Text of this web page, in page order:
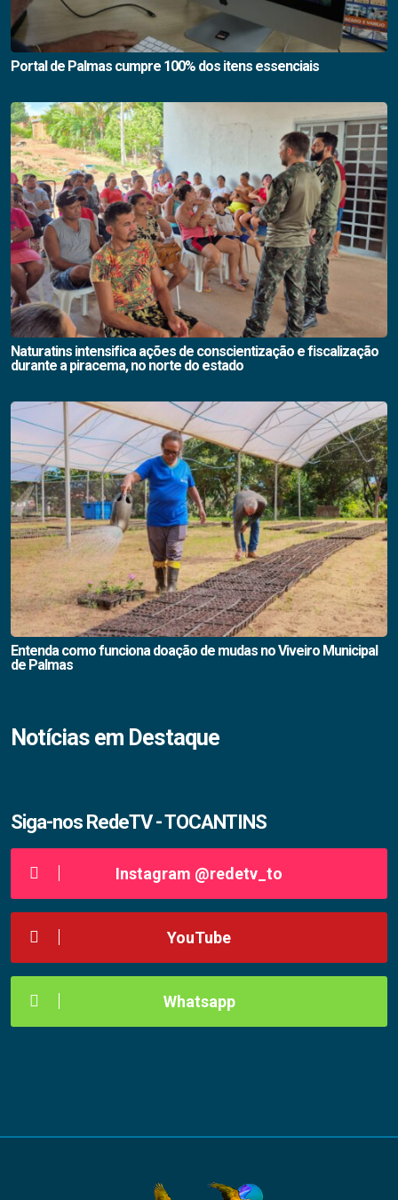
Portal de Palmas cumpre 100% dos itens essenciais
Naturatins intensifica ações de conscientização e fiscalização
durante a piracema, no norte do estado
Entenda como funciona doação de mudas no Viveiro Municipal
de Palmas
Notícias em Destaque
Siga-nos RedeTV - TOCANTINS
Instagram @redetv_to
YouTube
Whatsapp